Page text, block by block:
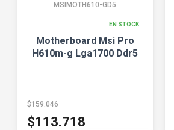
MSIMOTH610-GD5
EN STOCK
Motherboard Msi Pro
H610m-g Lga1700 Ddr5
$159.046
$113.718